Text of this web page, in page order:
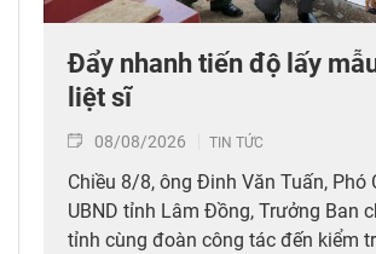
Đẩy nhanh tiến độ lấy
liệt sĩ
08/08/2026 TIN TỨC
Chiều 8/8, ông Đinh Văn Tuấn, Phó
UBND tỉnh Lâm Đồng, Trưởng Ban
tỉnh cùng đoàn công tác đến kiểm